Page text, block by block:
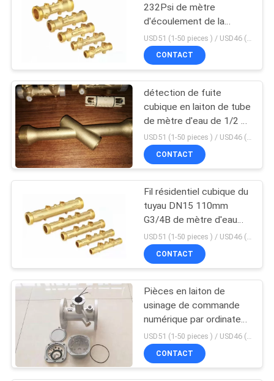
Logement de mètre
d'eau
62
mètre
électromagnétique
d'écoulement d'eau
Mètre d'eau
intelligent résidentiel
232Psi de mètre
d'écoulement de la
chaleur DN15 avec la
valve étroite ouverte
CONTACT
détection de fuite
cubique en laiton de tube
de mètre d'eau de 1/2 »
110mm PN16
USD51 (1-50 pieces ) / USD46 (>50 pieces) MOQ:100 morceaux
CONTACT
Fil résidentiel cubique du
tuyau DN15 110mm
G3/4B de mètre d'eau
PN16
USD51 (1-50 pieces ) / USD46 (>50 pieces) MOQ:100 morceaux
CONTACT
Pièces en laiton de
usinage de commande
numérique par ordinateur
d'eau du logement
ultrasonique inoxydable
DN80 de mètre
CONTACT